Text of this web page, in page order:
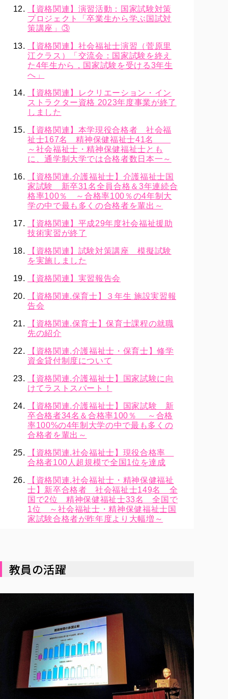
【資格関連】演習活動：国家試験対策
プロジェクト「卒業生から学ぶ国試対
策講座」③
【資格関連】社会福祉士演習（菅原里
江クラス）「交流会：国家試験を終え
た4年生から，国家試験を受ける3年生
へ」
【資格関連】レクリエーション・イン
ストラクター資格 2023年度事業が終了
しました
【資格関連】本学現役合格者 社会福
祉士167名 精神保健福祉士41名
～社会福祉士・精神保健福祉士とも
に、通学制大学では合格者数日本一～
【資格関連.介護福祉士】介護福祉士国
家試験 新卒31名全員合格＆3年連続合
格率100％ ～合格率100％の4年制大
学の中で最も多くの合格者を輩出～
【資格関連】平成29年度社会福祉援助
技術実習が終了
【資格関連】試験対策講座 模擬試験
を実施しました
【資格関連】実習報告会
【資格関連.保育士】３年生 施設実習報
告会
【資格関連.保育士】保育士課程の就職
先の紹介
【資格関連.介護福祉士・保育士】修学
資金貸付制度について
【資格関連.介護福祉士】国家試験に向
けてラストスパート！
【資格関連.介護福祉士】国家試験 新
卒合格者34名＆合格率100％ ～合格
率100%の4年制大学の中で最も多くの
合格者を輩出～
【資格関連.社会福祉士】現役合格率
合格者100人超規模で全国1位を達成
【資格関連.社会福祉士・精神保健福祉
士】新卒合格者 社会福祉士149名 全
国で2位 精神保健福祉士33名 全国で
1位 ～社会福祉士・精神保健福祉士国
家試験合格者が昨年度より大幅増～
教員の活躍